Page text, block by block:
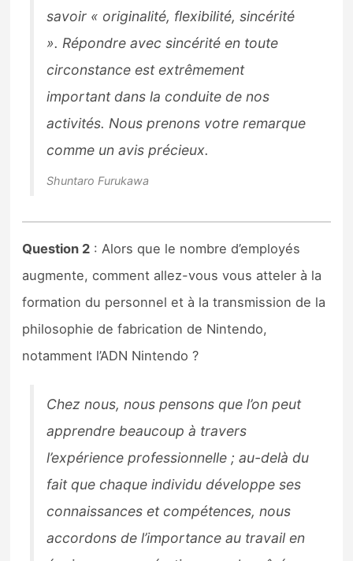
savoir « originalité, flexibilité, sincérité
». Répondre avec sincérité en toute
circonstance est extrêmement
important dans la conduite de nos
activités. Nous prenons votre remarque
comme un avis précieux.
Shuntaro Furukawa
Question 2 : Alors que le nombre d’employés
augmente, comment allez-vous vous atteler à la
formation du personnel et à la transmission de la
philosophie de fabrication de Nintendo,
notamment l’ADN Nintendo ?
Chez nous, nous pensons que l’on peut
apprendre beaucoup à travers
l’expérience professionnelle ; au-delà du
fait que chaque individu développe ses
connaissances et compétences, nous
accordons de l’importance au travail en